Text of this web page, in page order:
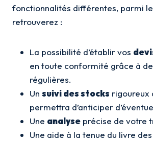
fonctionnalités différentes, parmi
retrouverez :
La possibilité d’établir vos
en toute conformité grâce à
régulières.
Un suivi des stocks rigoureux
permettra d’anticiper
Une analyse précise de votre
Une aide à la tenue du livre